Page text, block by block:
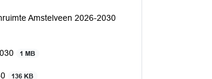
Amstelveen 2026-2030
1 MB
136 KB